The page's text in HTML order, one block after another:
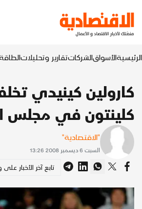
الرئيسيةالأسواقالشركاتتقارير وتحليلات
كارولين كينيدي
كلينتون في مجلس
"الاقتصادية"
السبت 6 ديسمبر 2008 13:26
تابع آخر الأخبار